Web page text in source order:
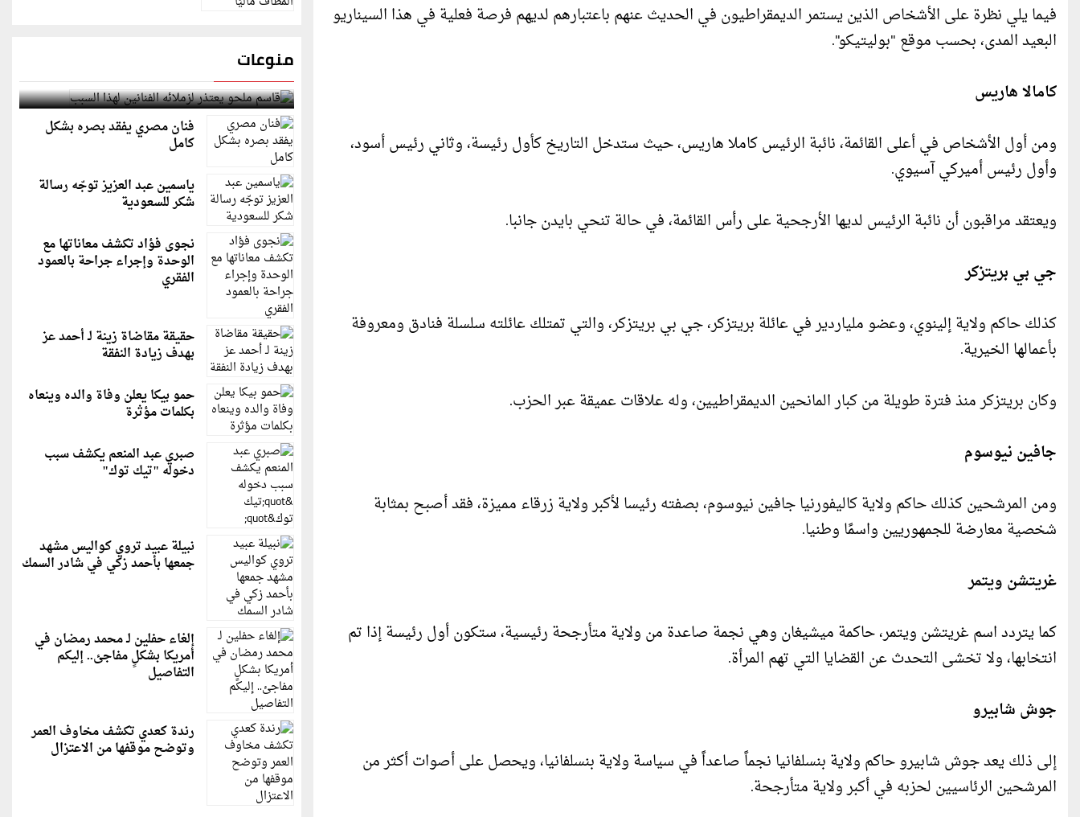
فيما يلي نظرة على الأشخاص الذين يستمر الديمقراطيون في الحديث عنهم باعتبارهم لديهم فرصة فعلية في هذا السيناريو
البعيد المدى، بحسب موقع "بوليتيكو".
كامالا هاريس
ومن أول الأشخاص في أعلى القائمة، نائبة الرئيس كاملا هاريس، حيث ستدخل التاريخ كأول رئيسة، وثاني رئيس أسود،
وأول رئيس أميركي آسيوي.
ويعتقد مراقبون أن نائبة الرئيس لديها الأرجحية على رأس القائمة، في حالة تنحي بايدن جانبا.
جي بي بريتزكر
كذلك حاكم ولاية إلينوي، وعضو ملياردير في عائلة بريتزكر، جي بي بريتزكر، والتي تمتلك عائلته سلسلة فنادق ومعروفة
بأعمالها الخيرية.
وكان بريتزكر منذ فترة طويلة من كبار المانحين الديمقراطيين، وله علاقات عميقة عبر الحزب.
جافين نيوسوم
ومن المرشحين كذلك حاكم ولاية كاليفورنيا جافين نيوسوم، بصفته رئيسا لأكبر ولاية زرقاء مميزة، فقد أصبح بمثابة
شخصية معارضة للجمهوريين واسمًا وطنيا.
غريتشن ويتمر
كما يتردد اسم غريتشن ويتمر، حاكمة ميشيغان وهي نجمة صاعدة من ولاية متأرجحة رئيسية، ستكون أول رئيسة إذا تم
انتخابها، ولا تخشى التحدث عن القضايا التي تهم المرأة.
جوش شابيرو
إلى ذلك يعد جوش شابيرو حاكم ولاية بنسلفانيا نجماً صاعداً في سياسة ولاية بنسلفانيا، ويحصل على أصوات أكثر من
المرشحين الرئاسيين لحزبه في أكبر ولاية متأرجحة.
منوعات
قاسم ملحو يعتذر لزملائه الفنانين لهذا السبب
فنان مصري يفقد بصره بشكل
كامل
ياسمين عبد العزيز توجّه رسالة
شكر للسعودية
نجوى فؤاد تكشف معاناتها مع
الوحدة وإجراء جراحة بالعمود
الفقري
حقيقة مقاضاة زينة لـ أحمد عز
بهدف زيادة النفقة
حمو بيكا يعلن وفاة والده وينعاه
بكلمات مؤثرة
صبري عبد المنعم يكشف سبب
دخوله "تيك توك"
نبيلة عبيد تروي كواليس مشهد
جمعها بأحمد زكي في شادر السمك
إلغاء حفلين لـ محمد رمضان في
أمريكا بشكلٍ مفاجئ.. إليكم
التفاصيل
رندة كعدي تكشف مخاوف العمر
وتوضح موقفها من الاعتزال